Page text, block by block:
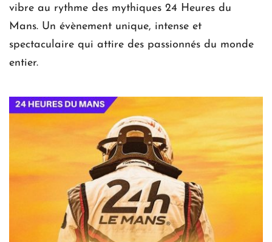
vibre au rythme des mythiques 24 Heures du
Mans. Un évènement unique, intense et
spectaculaire qui attire des passionnés du monde
entier.